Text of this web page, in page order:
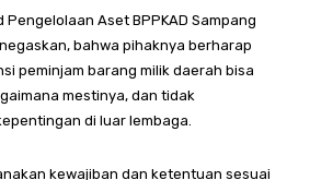
Pengelolaan Aset BPPKAD Sampang
bahwa pihaknya berharap
peminjam barang milik daerah bisa
mestinya, dan tidak
di luar lembaga.
kewajiban dan ketentuan sesuai